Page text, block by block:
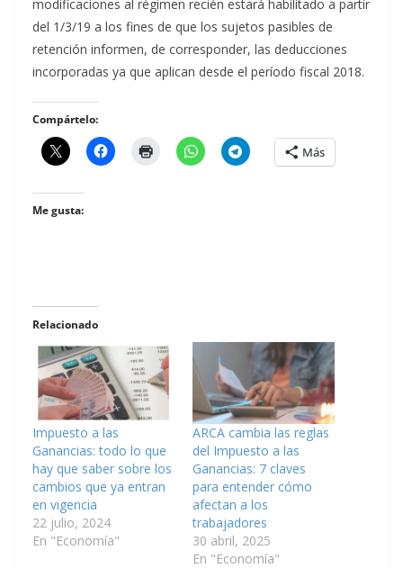
modificaciones al régimen recién estará habilitado a partir
del 1/3/19 a los fines de que los sujetos pasibles de
retención informen, de corresponder, las deducciones
incorporadas ya que aplican desde el período fiscal 2018.
Compártelo:
Más
Me gusta:
Relacionado
Impuesto a las
Ganancias: todo lo que
hay que saber sobre los
cambios que ya entran
en vigencia
22 julio, 2024
En "Economía"
ARCA cambia las reglas
del Impuesto a las
Ganancias: 7 claves
para entender cómo
afectan a los
trabajadores
30 abril, 2025
En "Economía"